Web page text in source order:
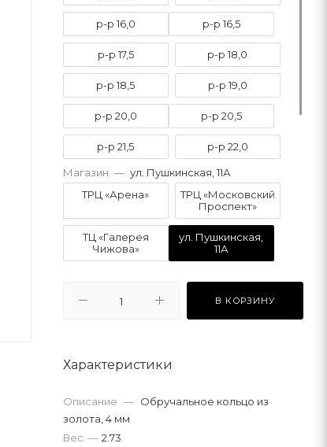
р-р 16,0 р-р 16,5
р-р 17,5 р-р 18,0
р-р 18,5 р-р 19,0
р-р 20,0 р-р 20,5
р-р 21,5 р-р 22,0
р-р 22,5 р-р 23,0
Магазин — ул. Пушкинская, 11А
ТРЦ «Арена»
ТРЦ «Московский
Проспект»
ТЦ «Галерея
Чижова»
ул. Пушкинская,
11А
В КОРЗИНУ
Характеристики
Описание — Обручальное кольцо из
золота, 4 мм
Вес — 2.73